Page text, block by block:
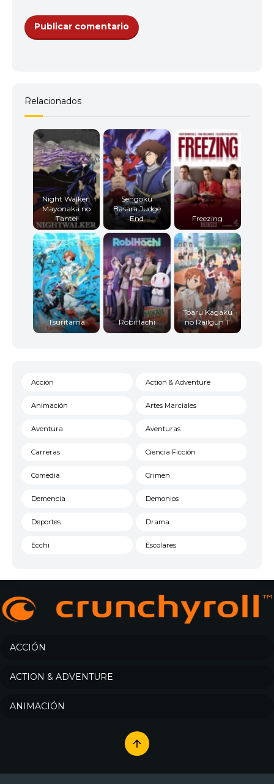
Relacionados
Night Walker:
Mayonaka no
Tantei
Sengoku
Basara Judge
End
Freezing
Tsuritama RobiHachi
Toaru Kagaku
no Railgun T
Acción Action & Adventure
Animación Artes Marciales
Aventura Aventuras
Carreras Ciencia Ficción
Comedia Crimen
Demencia Demonios
Deportes Drama
Ecchi Escolares
Historico Infantil
Misterio
Recuentos de la vida
ACCIÓN
ACTION & ADVENTURE
ANIMACIÓN